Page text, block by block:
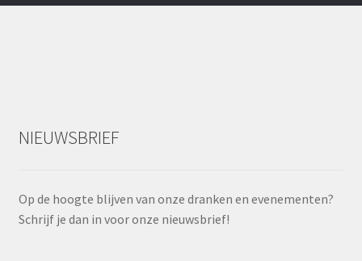
NIEUWSBRIEF
Op de hoogte blijven van onze dranken en evenementen?
Schrijf je dan in voor onze nieuwsbrief!